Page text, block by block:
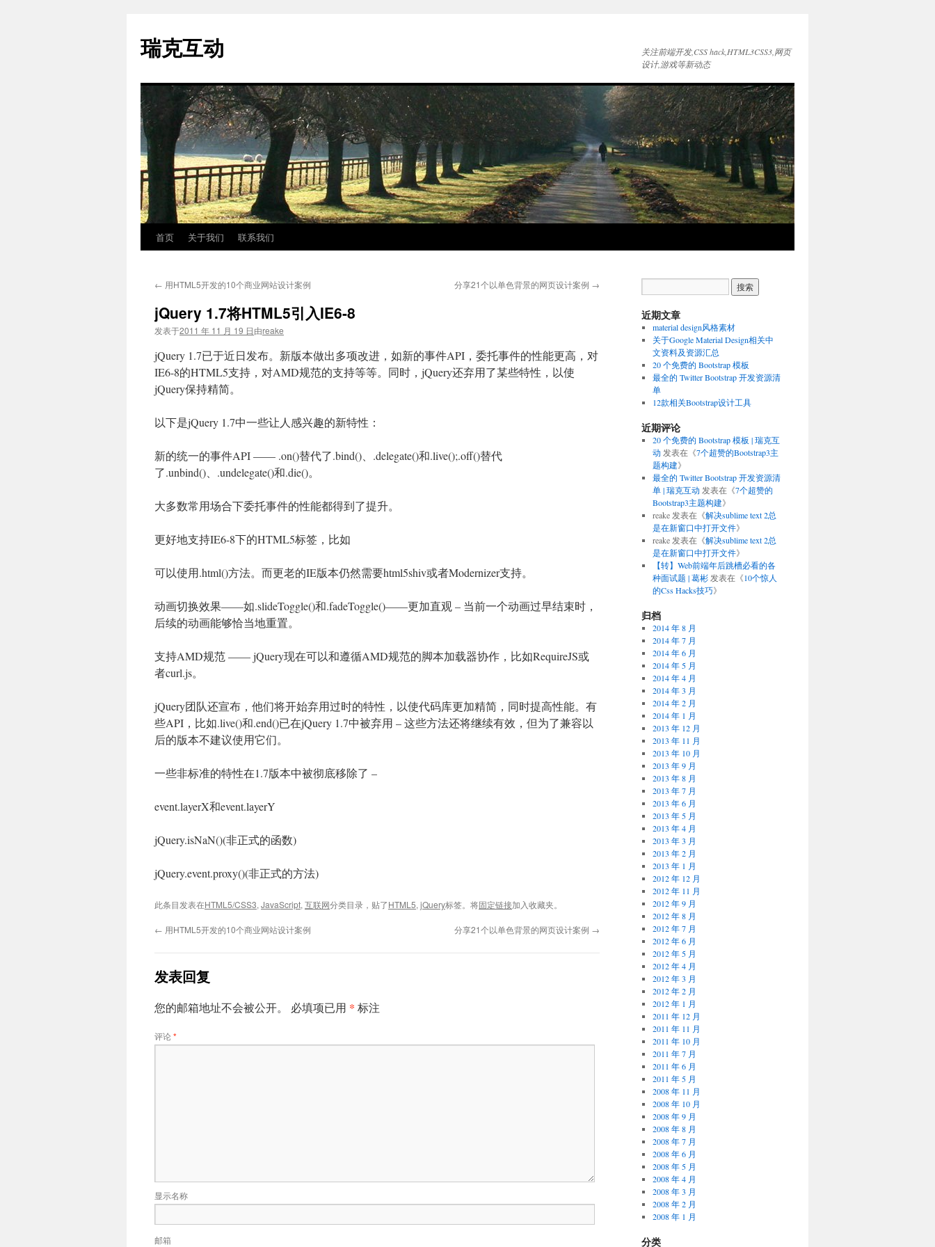
瑞克互动
关注前端开发,CSS hack,HTML3CSS3,网页
设计,游戏等新动态
首页 关于我们 联系我们
← 用HTML5开发的10个商业网站设计案例 分享21个以单色背景的网页设计案例 →
jQuery 1.7将HTML5引入IE6-8
发表于2011 年 11 月 19 日由reake
jQuery 1.7已于近日发布。新版本做出多项改进，如新的事件API，委托事件的性能更高，对
IE6-8的HTML5支持，对AMD规范的支持等等。同时，jQuery还弃用了某些特性，以使
jQuery保持精简。
以下是jQuery 1.7中一些让人感兴趣的新特性：
新的统一的事件API —— .on()替代了.bind()、.delegate()和.live();.off()替代
了.unbind()、.undelegate()和.die()。
大多数常用场合下委托事件的性能都得到了提升。
更好地支持IE6-8下的HTML5标签，比如
可以使用.html()方法。而更老的IE版本仍然需要html5shiv或者Modernizer支持。
动画切换效果——如.slideToggle()和.fadeToggle()——更加直观 – 当前一个动画过早结束时，
后续的动画能够恰当地重置。
支持AMD规范 —— jQuery现在可以和遵循AMD规范的脚本加载器协作，比如RequireJS或
者curl.js。
jQuery团队还宣布，他们将开始弃用过时的特性，以使代码库更加精简，同时提高性能。有
些API，比如.live()和.end()已在jQuery 1.7中被弃用 – 这些方法还将继续有效，但为了兼容以
后的版本不建议使用它们。
一些非标准的特性在1.7版本中被彻底移除了 –
event.layerX和event.layerY
jQuery.isNaN()(非正式的函数)
jQuery.event.proxy()(非正式的方法)
此条目发表在HTML5/CSS3, JavaScript, 互联网分类目录，贴了HTML5, jQuery标签。将固定链接加入收藏夹。
← 用HTML5开发的10个商业网站设计案例 分享21个以单色背景的网页设计案例 →
发表回复
您的邮箱地址不会被公开。 必填项已用 * 标注
评论*
显示名称
邮箱
近期文章
material design风格素材
关于Google Material Design相关中
文资料及资源汇总
20 个免费的 Bootstrap 模板
最全的 Twitter Bootstrap 开发资源清
单
12款相关Bootstrap设计工具
近期评论
20 个免费的 Bootstrap 模板 | 瑞克互
动 发表在《7个超赞的Bootstrap3主
题构建》
最全的 Twitter Bootstrap 开发资源清
单 | 瑞克互动 发表在《7个超赞的
Bootstrap3主题构建》
reake发表在《解决sublime text 2总
是在新窗口中打开文件》
reake发表在《解决sublime text 2总
是在新窗口中打开文件》
【转】Web前端年后跳槽必看的各
种面试题 | 葛彬发表在《10个惊人
的Css Hacks技巧》
归档
2014 年 8 月
2014 年 7 月
2014 年 6 月
2014 年 5 月
2014 年 4 月
2014 年 3 月
2014 年 2 月
2014 年 1 月
2013 年 12 月
2013 年 11 月
2013 年 10 月
2013 年 9 月
2013 年 8 月
2013 年 7 月
2013 年 6 月
2013 年 5 月
2013 年 4 月
2013 年 3 月
2013 年 2 月
2013 年 1 月
2012 年 12 月
2012 年 11 月
2012 年 9 月
2012 年 8 月
2012 年 7 月
2012 年 6 月
2012 年 5 月
2012 年 4 月
2012 年 3 月
2012 年 2 月
2012 年 1 月
2011 年 12 月
2011 年 11 月
2011 年 10 月
2011 年 7 月
2011 年 6 月
2011 年 5 月
2008 年 11 月
2008 年 10 月
2008 年 9 月
2008 年 8 月
2008 年 7 月
2008 年 6 月
2008 年 5 月
2008 年 4 月
2008 年 3 月
2008 年 2 月
2008 年 1 月
分类